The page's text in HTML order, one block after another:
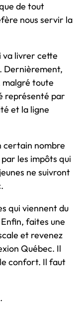
de tout
nous servir la
va livrer cette
Dernièrement,
malgré toute
représenté par
et la ligne
certain nombre
les impôts qui
ne suivront
qui viennent du
faites une
et revenez
Québec. Il
le confort. Il faut